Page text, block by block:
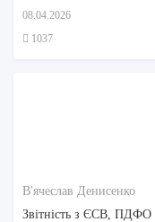
08.04.2026
1037
В'ячеслав Денисенко
Звітність з ЄСВ, ПДФО